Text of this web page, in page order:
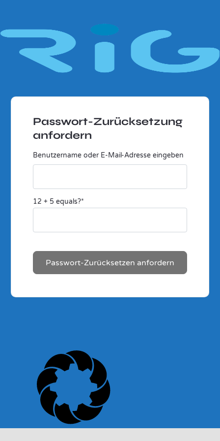
Passwort-Zurücksetzung
anfordern
Benutzername oder E-Mail-Adresse eingeben
12 + 5 equals?*